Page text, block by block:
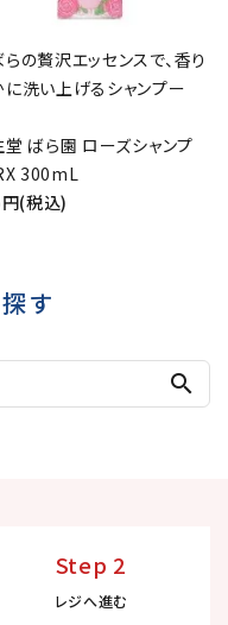
の贅沢エッセンスで、香り
に洗い上げるシャンプー
堂 ばら園 ローズシャンプ
300mL
(税込)
す
search
Step 2
レジへ進む